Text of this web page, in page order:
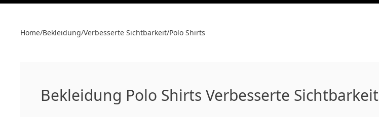
Home/Bekleidung/Verbesserte Sichtbarkeit/Polo Shirts
Bekleidung Polo Shirts Verbesserte Sichtbarkeit